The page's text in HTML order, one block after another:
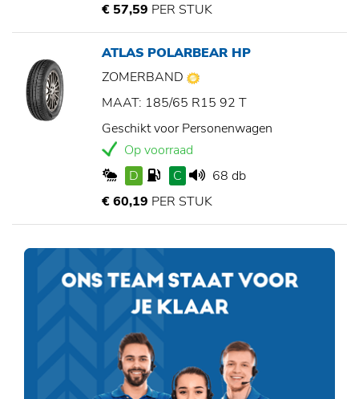
€ 57,59 PER STUK
ATLAS POLARBEAR HP
ZOMERBAND
MAAT: 185/65 R15 92 T
Geschikt voor Personenwagen
Op voorraad
D
C
68 db
€ 60,19 PER STUK